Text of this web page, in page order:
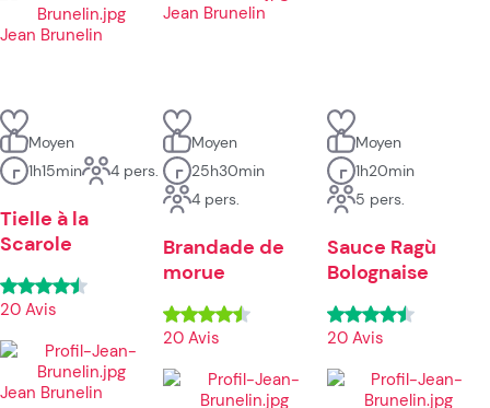
Jean Brunelin
Jean Brunelin
Moyen
1h15min
4 pers.
Tielle à la
Scarole
20 Avis
Jean Brunelin
Moyen
25h30min
4 pers.
Brandade de
morue
20 Avis
Moyen
1h20min
5 pers.
Sauce Ragù
Bolognaise
20 Avis